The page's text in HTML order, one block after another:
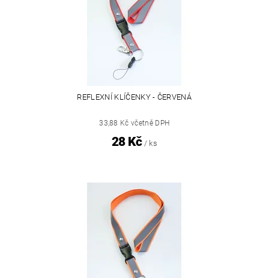
REFLEXNÍ KLÍČENKY - ČERVENÁ
33,88 Kč včetně DPH
28 Kč / ks